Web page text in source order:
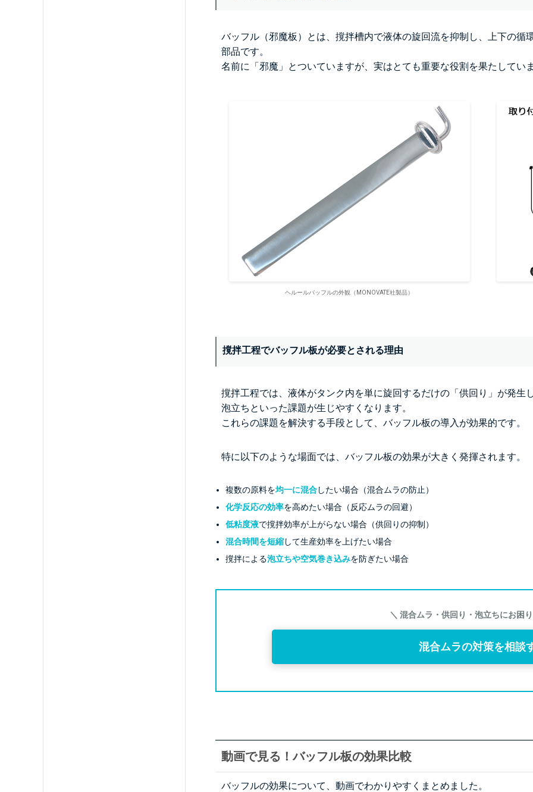
バッフル（邪魔板）とは、撹拌槽内で液体の旋回流を抑制し、上下の循
部品です。
名前に「邪魔」とついていますが、実はとても重要な役割を果たしてい
ヘルールバッフルの外観（MONOVATE社製品）
撹拌工程でバッフル板が必要とされる理由
撹拌工程では、液体がタンク内を単に旋回するだけの「供回り」が発生
泡立ちといった課題が生じやすくなります。
これらの課題を解決する手段として、バッフル板の導入が効果的です。
特に以下のような場面では、バッフル板の効果が大きく発揮されます。
複数の原料を均一に混合したい場合（混合ムラの防止）
化学反応の効率を高めたい場合（反応ムラの回避）
低粘度液で撹拌効率が上がらない場合（供回りの抑制）
混合時間を短縮して生産効率を上げたい場合
撹拌による泡立ちや空気巻き込みを防ぎたい場合
＼ 混合ムラ・供回り・泡立ちにお困
混合ムラの対策を相談
動画で見る！バッフル板の効果比較
バッフルの効果について、動画でわかりやすくまとめました。